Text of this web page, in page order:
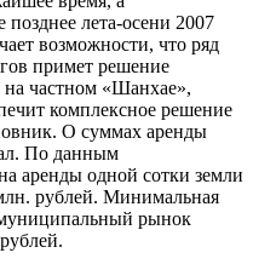
позднее лета-осени 2007
возможности, что ряд
примет решение
на частном «Шанхае»,
комплексное решение
О суммах аренды
По данным
аренды одной сотки земли
рублей. Минимальная
рынок